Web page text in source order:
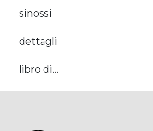
sinossi
dettagli
libro di...